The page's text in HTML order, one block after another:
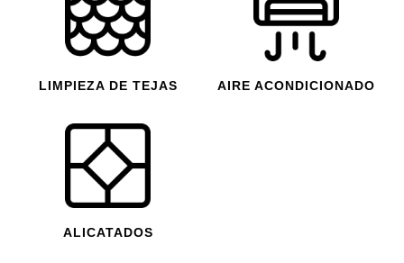
LIMPIEZA DE TEJAS AIRE ACONDICIONADO
ALICATADOS